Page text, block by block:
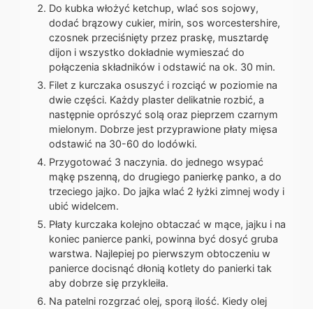
Do kubka włożyć ketchup, wlać sos sojowy,
dodać brązowy cukier, mirin, sos worcestershire,
czosnek przeciśnięty przez praskę, musztardę
dijon i wszystko dokładnie wymieszać do
połączenia składników i odstawić na ok. 30 min.
Filet z kurczaka osuszyć i rozciąć w poziomie na
dwie części. Każdy plaster delikatnie rozbić, a
następnie oprószyć solą oraz pieprzem czarnym
mielonym. Dobrze jest przyprawione płaty mięsa
odstawić na 30-60 do lodówki.
Przygotować 3 naczynia. do jednego wsypać
mąkę pszenną, do drugiego panierkę panko, a do
trzeciego jajko. Do jajka wlać 2 łyżki zimnej wody i
ubić widelcem.
Płaty kurczaka kolejno obtaczać w mące, jajku i na
koniec panierce panki, powinna być dosyć gruba
warstwa. Najlepiej po pierwszym obtoczeniu w
panierce docisnąć dłonią kotlety do panierki tak
aby dobrze się przykleiła.
Na patelni rozgrzać olej, sporą ilość. Kiedy olej